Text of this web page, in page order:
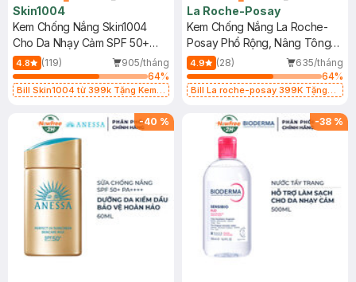
Skin1004
Kem Chống Nắng Skin1004
Cho Da Nhạy Cảm SPF 50+
50ml
4.8 (119)
905/tháng
64%
Bill Skin1004 từ 399k Tặng Kem
SPF 50+ 20ml (SL Có Hạn)
La Roche-Posay
Kem Chống Nắng La Roche-
Posay Phổ Rộng, Nâng Tông
Kiềm Dầu 50ml
4.9 (28)
635/tháng
64%
Bill La roche-posay 399K Tặng
(SL có hạn)
-40 % -38 %